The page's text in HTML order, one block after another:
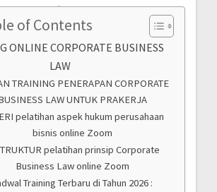
of Contents
ONLINE CORPORATE BUSINESS
LAW
TRAINING PENERAPAN CORPORATE
LAW UNTUK PRAKERJA
pelatihan aspek hukum perusahaan
bisnis online Zoom
pelatihan prinsip Corporate
Business Law online Zoom
Training Terbaru di Tahun 2026 :